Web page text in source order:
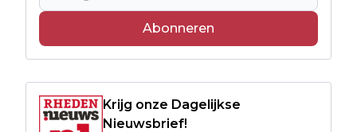
Abonneren
Krijg onze Dagelijkse
Nieuwsbrief!